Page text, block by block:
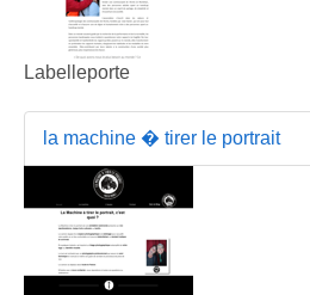
Labelleporte
la machine � tirer le portrait